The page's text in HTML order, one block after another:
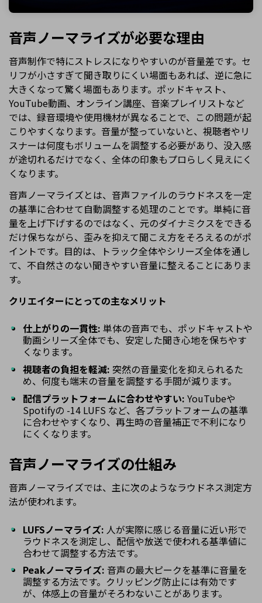
音声ノーマライズが必要な理由
音声制作で特にストレスになりやすいのが音量差です。セ
リフが小さすぎて聞き取りにくい場面もあれば、逆に急に
大きくなって驚く場面もあります。ポッドキャスト、
YouTube動画、オンライン講座、音楽プレイリストなど
では、録音環境や使用機材が異なることで、この問題が起
こりやすくなります。音量が整っていないと、視聴者やリ
スナーは何度もボリュームを調整する必要があり、没入感
が途切れるだけでなく、全体の印象もプロらしく見えにく
くなります。
音声ノーマライズとは、音声ファイルのラウドネスを一定
の基準に合わせて自動調整する処理のことです。単純に音
量を上げ下げするのではなく、元のダイナミクスをできる
だけ保ちながら、歪みを抑えて聞こえ方をそろえるのがポ
イントです。目的は、トラック全体やシリーズ全体を通し
て、不自然さのない聞きやすい音量に整えることにありま
す。
クリエイターにとっての主なメリット
仕上がりの一貫性: 単体の音声でも、ポッドキャストや
動画シリーズ全体でも、安定した聞き心地を保ちやす
くなります。
視聴者の負担を軽減: 突然の音量変化を抑えられるた
め、何度も端末の音量を調整する手間が減ります。
配信プラットフォームに合わせやすい: YouTubeや
Spotifyの -14 LUFS など、各プラットフォームの基準
に合わせやすくなり、再生時の音量補正で不利になり
にくくなります。
音声ノーマライズの仕組み
音声ノーマライズでは、主に次のようなラウドネス測定方
法が使われます。
LUFSノーマライズ: 人が実際に感じる音量に近い形で
ラウドネスを測定し、配信や放送で使われる基準値に
合わせて調整する方法です。
Peakノーマライズ: 音声の最大ピークを基準に音量を
調整する方法です。クリッピング防止には有効です
が、体感上の音量がそろわないことがあります。